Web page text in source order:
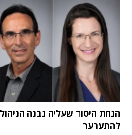
הנחת היסוד שעליה נבנה
להתערער